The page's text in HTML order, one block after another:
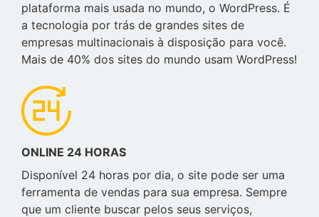
plataforma mais usada no mundo, o WordPress. É
a tecnologia por trás de grandes sites de
empresas multinacionais à disposição para você.
Mais de 40% dos sites do mundo usam WordPress!
ONLINE 24 HORAS
Disponível 24 horas por dia, o site pode ser uma
ferramenta de vendas para sua empresa. Sempre
que um cliente buscar pelos seus serviços,